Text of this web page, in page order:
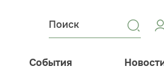
События